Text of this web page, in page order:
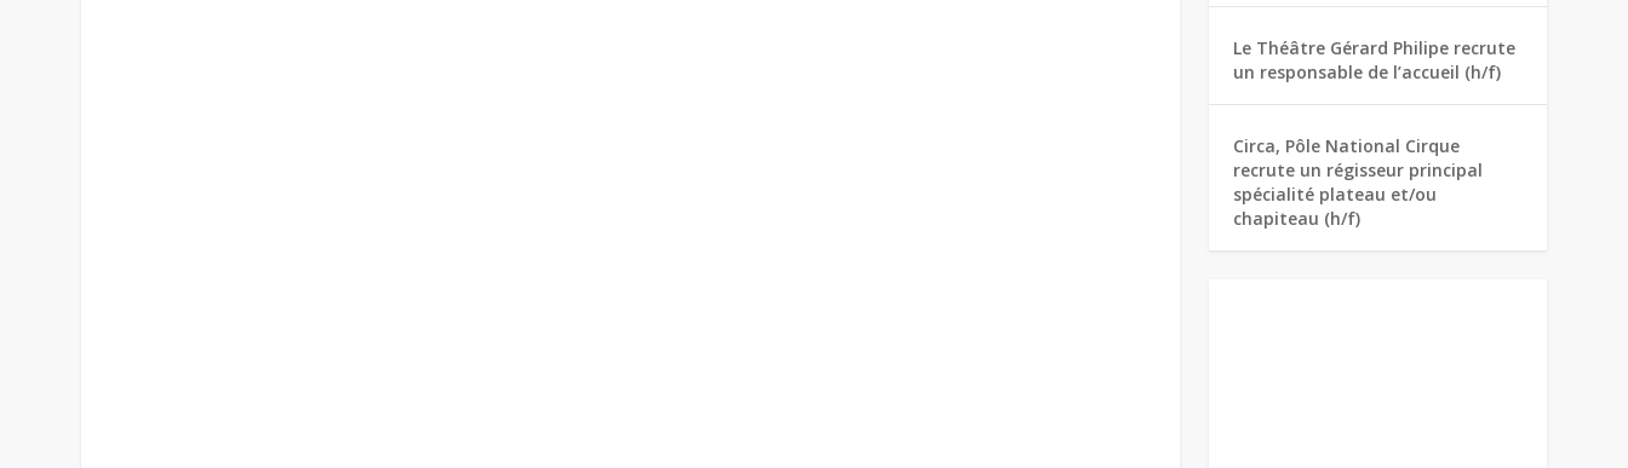
Le Théâtre Gérard Philipe recrute
un responsable de l’accueil (h/f)
Circa, Pôle National Cirque
recrute un régisseur principal
spécialité plateau et/ou
chapiteau (h/f)